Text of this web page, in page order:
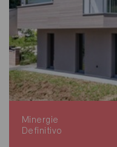
Minergie
Definitivo